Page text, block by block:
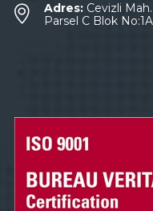
Adres: Cevizli
Parsel C Blok